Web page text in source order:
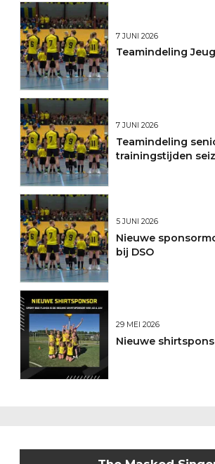
7 JUNI 2026
Teamindeling
7 JUNI 2026
Teamindeling
trainingstijden
5 JUNI 2026
Nieuwe
bij DSO
29 MEI 2026
Nieuwe